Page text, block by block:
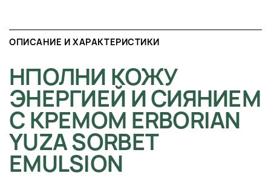
ОПИСАНИЕ И ХАРАКТЕРИСТИКИ
НПОЛНИ КОЖУ
ЭНЕРГИЕЙ И СИЯНИЕМ
С КРЕМОМ ERBORIAN
YUZA SORBET
EMULSION